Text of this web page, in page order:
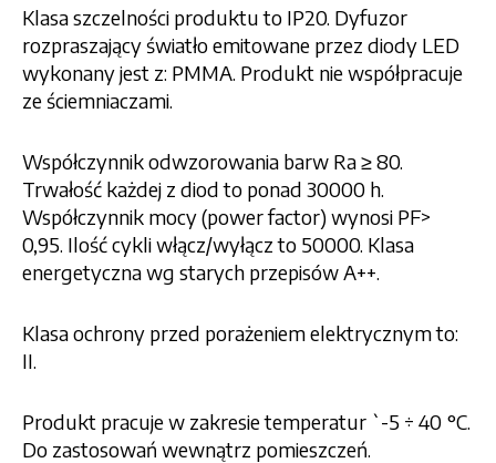
Klasa szczelności produktu to IP20. Dyfuzor
rozpraszający światło emitowane przez diody LED
wykonany jest z: PMMA. Produkt nie współpracuje
ze ściemniaczami.
Współczynnik odwzorowania barw Ra ≥ 80.
Trwałość każdej z diod to ponad 30000 h.
Współczynnik mocy (power factor) wynosi PF>
0,95. Ilość cykli włącz/wyłącz to 50000. Klasa
energetyczna wg starych przepisów A++.
Klasa ochrony przed porażeniem elektrycznym to:
II.
Produkt pracuje w zakresie temperatur `-5 ÷ 40 °C.
Do zastosowań wewnątrz pomieszczeń.